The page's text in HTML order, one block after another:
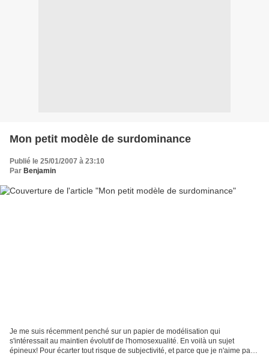
Mon petit modèle de surdominance
Publié le 25/01/2007 à 23:10
Par Benjamin
Je me suis récemment penché sur un papier de modélisation qui
s'intéressait au maintien évolutif de l'homosexualité. En voilà un sujet
épineux! Pour écarter tout risque de subjectivité, et parce que je n'aime pas